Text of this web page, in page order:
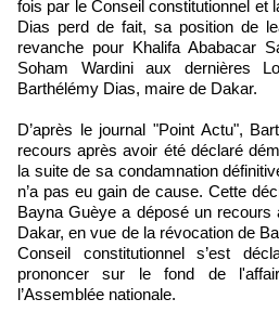
fois par le Conseil constitutionnel et
Dias perd de fait, sa position de
revanche pour Khalifa Ababacar
Soham Wardini aux dernières
Barthélémy Dias, maire de Dakar.
D’après le journal "Point Actu",
recours après avoir été déclaré
la suite de sa condamnation
n’a pas eu gain de cause. Cette
Bayna Guèye a déposé un
Dakar, en vue de la révocation de
Conseil constitutionnel s’est
prononcer sur le fond de
l’Assemblée nationale.